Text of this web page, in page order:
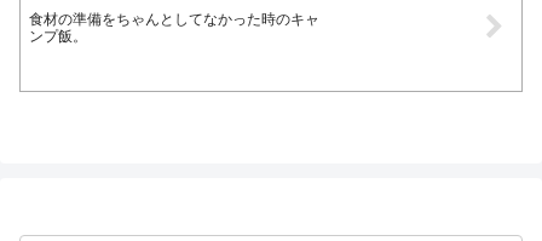
食材の準備をちゃんとしてなかった時のキャ
ンプ飯。